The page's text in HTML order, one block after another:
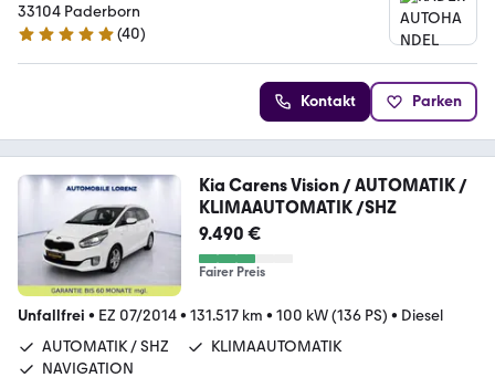
33104 Paderborn
4.9 Sterne
(40)
Kontakt Parken
Kia Carens Vision / AUTOMATIK /
KLIMAAUTOMATIK /SHZ
9.490 €
Fairer Preis
Unfallfrei • EZ 07/2014• 131.517 km • 100 kW (136 PS) • Diesel
AUTOMATIK / SHZ
KLIMAAUTOMATIK
NAVIGATION